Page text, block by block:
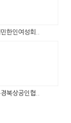
한인여성회..
북상공인협..